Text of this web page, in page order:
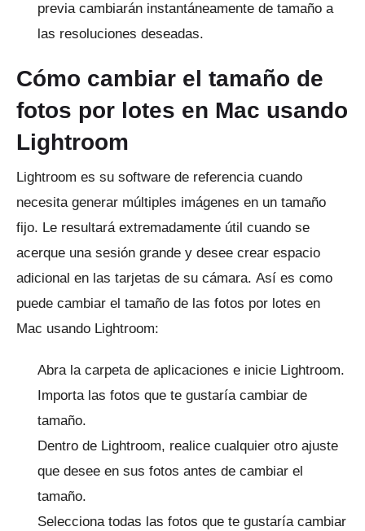
previa cambiarán instantáneamente de tamaño a
las resoluciones deseadas.
Cómo cambiar el tamaño de
fotos por lotes en Mac usando
Lightroom
Lightroom es su software de referencia cuando
necesita generar múltiples imágenes en un tamaño
fijo. Le resultará extremadamente útil cuando se
acerque una sesión grande y desee crear espacio
adicional en las tarjetas de su cámara. Así es como
puede cambiar el tamaño de las fotos por lotes en
Mac usando Lightroom:
Abra la carpeta de aplicaciones e inicie Lightroom.
Importa las fotos que te gustaría cambiar de
tamaño.
Dentro de Lightroom, realice cualquier otro ajuste
que desee en sus fotos antes de cambiar el
tamaño.
Selecciona todas las fotos que te gustaría cambiar